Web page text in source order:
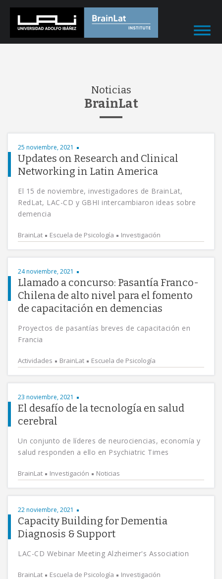
Noticias
BrainLat
25 noviembre, 2021
Updates on Research and Clinical
Networking in Latin America
El 15 de noviembre, investigadores de BrainLat,
RedLat, LAC-CD y GBHI intercambiaron ideas sobre
demencia
BrainLat Escuela de Psicología Investigación
24 noviembre, 2021
Llamado a concurso: Pasantía Franco-
Chilena de alto nivel para el fomento
de capacitación en demencias
Proyectos de pasantías breves de capacitación en
Francia
Actividades BrainLat Escuela de Psicología
23 noviembre, 2021
El desafío de la tecnología en salud
cerebral
Un conjunto de líderes de neurociencias, economía y
salud responden a ello en Psychiatric Times
BrainLat Investigación Noticias
22 noviembre, 2021
Capacity Building for Dementia
Diagnosis & Support
LAC-CD Webinar Meeting Alzheimer's Association
BrainLat Escuela de Psicología Investigación